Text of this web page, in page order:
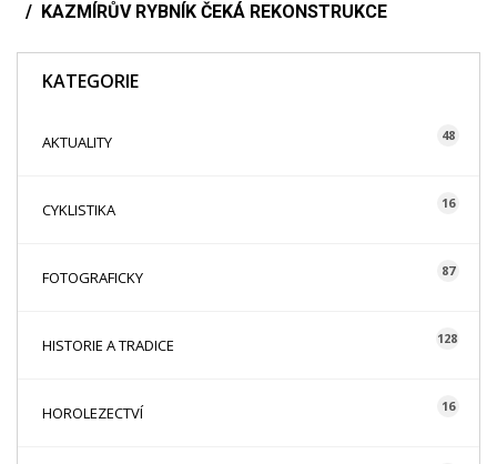
KAZMÍRŮV RYBNÍK ČEKÁ REKONSTRUKCE
KATEGORIE
AKTUALITY 48
CYKLISTIKA 16
FOTOGRAFICKY 87
HISTORIE A TRADICE 128
HOROLEZECTVÍ 16